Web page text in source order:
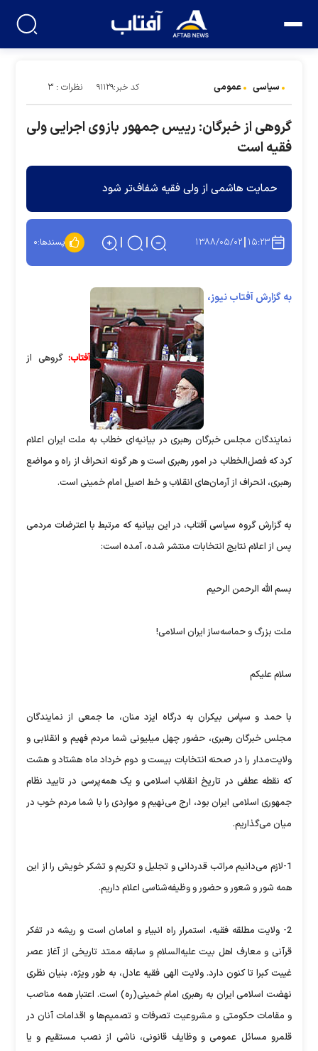
سیاسی عمومی کد خبر:۹۱۱۲۹ نظرات : ۳
گروهی از خبرگان: رییس جمهور بازوی اجرایی ولی
فقیه است
حمایت هاشمی از ولی فقیه شفاف‌تر شود
۱۵:۲۳ ۱۳۸۸/۰۵/۰۲ پسندها:۰
به گزارش آفتاب نیوز،
آفتاب:گروهی از
نمایندگان مجلس خبرگان رهبری در بیانیه‌ای خطاب به ملت ایران اعلام
کرد که فصل‌الخطاب در امور رهبری است و هر گونه انحراف از راه و مواضع
رهبری، انحراف از آرمان‌های انقلاب و خط اصیل امام خمینی است.
به گزارش گروه سیاسی آفتاب، در این بیانیه که مرتبط با اعترضات مردمی
پس از اعلام نتایج انتخابات منتشر شده، آمده است:
بسم الله الرحمن الرحیم
ملت بزرگ و حماسه‌ساز ایران اسلامی!
سلام علیکم
با حمد و سپاس بیکران به درگاه ایزد منان، ما جمعی از نمایندگان
مجلس خبرگان رهبری، حضور چهل میلیونی شما مردم فهیم و انقلابی و
ولایت‌مدار را در صحنه انتخابات بیست و دوم خرداد ماه هشتاد و هشت
که نقطه عطفی در تاریخ انقلاب اسلامی و یک همه‌پرسی در تایید نظام
جمهوری اسلامی ایران بود، ارج می‌نهیم و مواردی را با شما مردم خوب در
میان می‌گذاریم.
1-لازم می‌دانیم مراتب قدردانی و تجلیل و تکریم و تشکر خویش را از این
همه شور و شعور و حضور و وظیفه‌شناسی اعلام داریم.
2- ولایت مطلقه فقیه، استمرار راه انبیاء و امامان است و ریشه در تفکر
قرآنی و معارف اهل بیت علیه‌السلام و سابقه ممتد تاریخی از آغاز عصر
غیبت کبرا تا کنون دارد. ولایت الهی فقیه عادل، به طور ویژه، بنیان نظری
نهضت اسلامی ایران به رهبری امام خمینی(ره) است. اعتبار همه مناصب
و مقامات حکومتی و مشروعیت تصرفات و تصمیم‌ها و اقدامات آنان در
قلمرو مسائل عمومی و وظایف قانونی، ناشی از نصب مستقیم و یا